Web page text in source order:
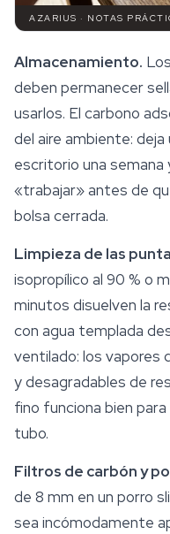
AZARIUS · NOTAS
Almacenamiento.
deben permanecer
usarlos. El carbono
del aire ambiente:
escritorio una
«trabajar» antes de
bolsa cerrada.
Limpieza de las
isopropílico al 90 % o
minutos disuelven la
con agua templada
ventilado: los vapores
y desagradables de
fino funciona bien
tubo.
Filtros de carbón y
de 8 mm en un porro
sea incómodamente